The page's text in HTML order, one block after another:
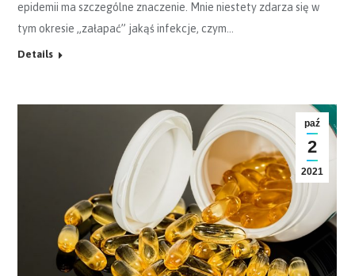
epidemii ma szczególne znaczenie. Mnie niestety zdarza się w
tym okresie „załapać” jakąś infekcje, czym…
Details
paź
2
2021